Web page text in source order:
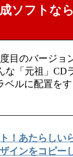
ソフトな
目のバージョ
な「元祖」CD
ベルに配置を
！あたらしい
インをコピー